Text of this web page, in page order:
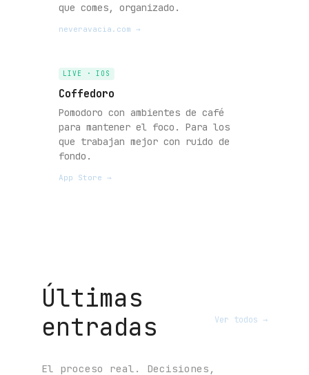
que comes, organizado.
neveravacia.com →
LIVE · IOS
Coffedoro
Pomodoro con ambientes de café
para mantener el foco. Para los
que trabajan mejor con ruido de
fondo.
App Store →
Últimas
entradas
Ver todos →
El proceso real. Decisiones,